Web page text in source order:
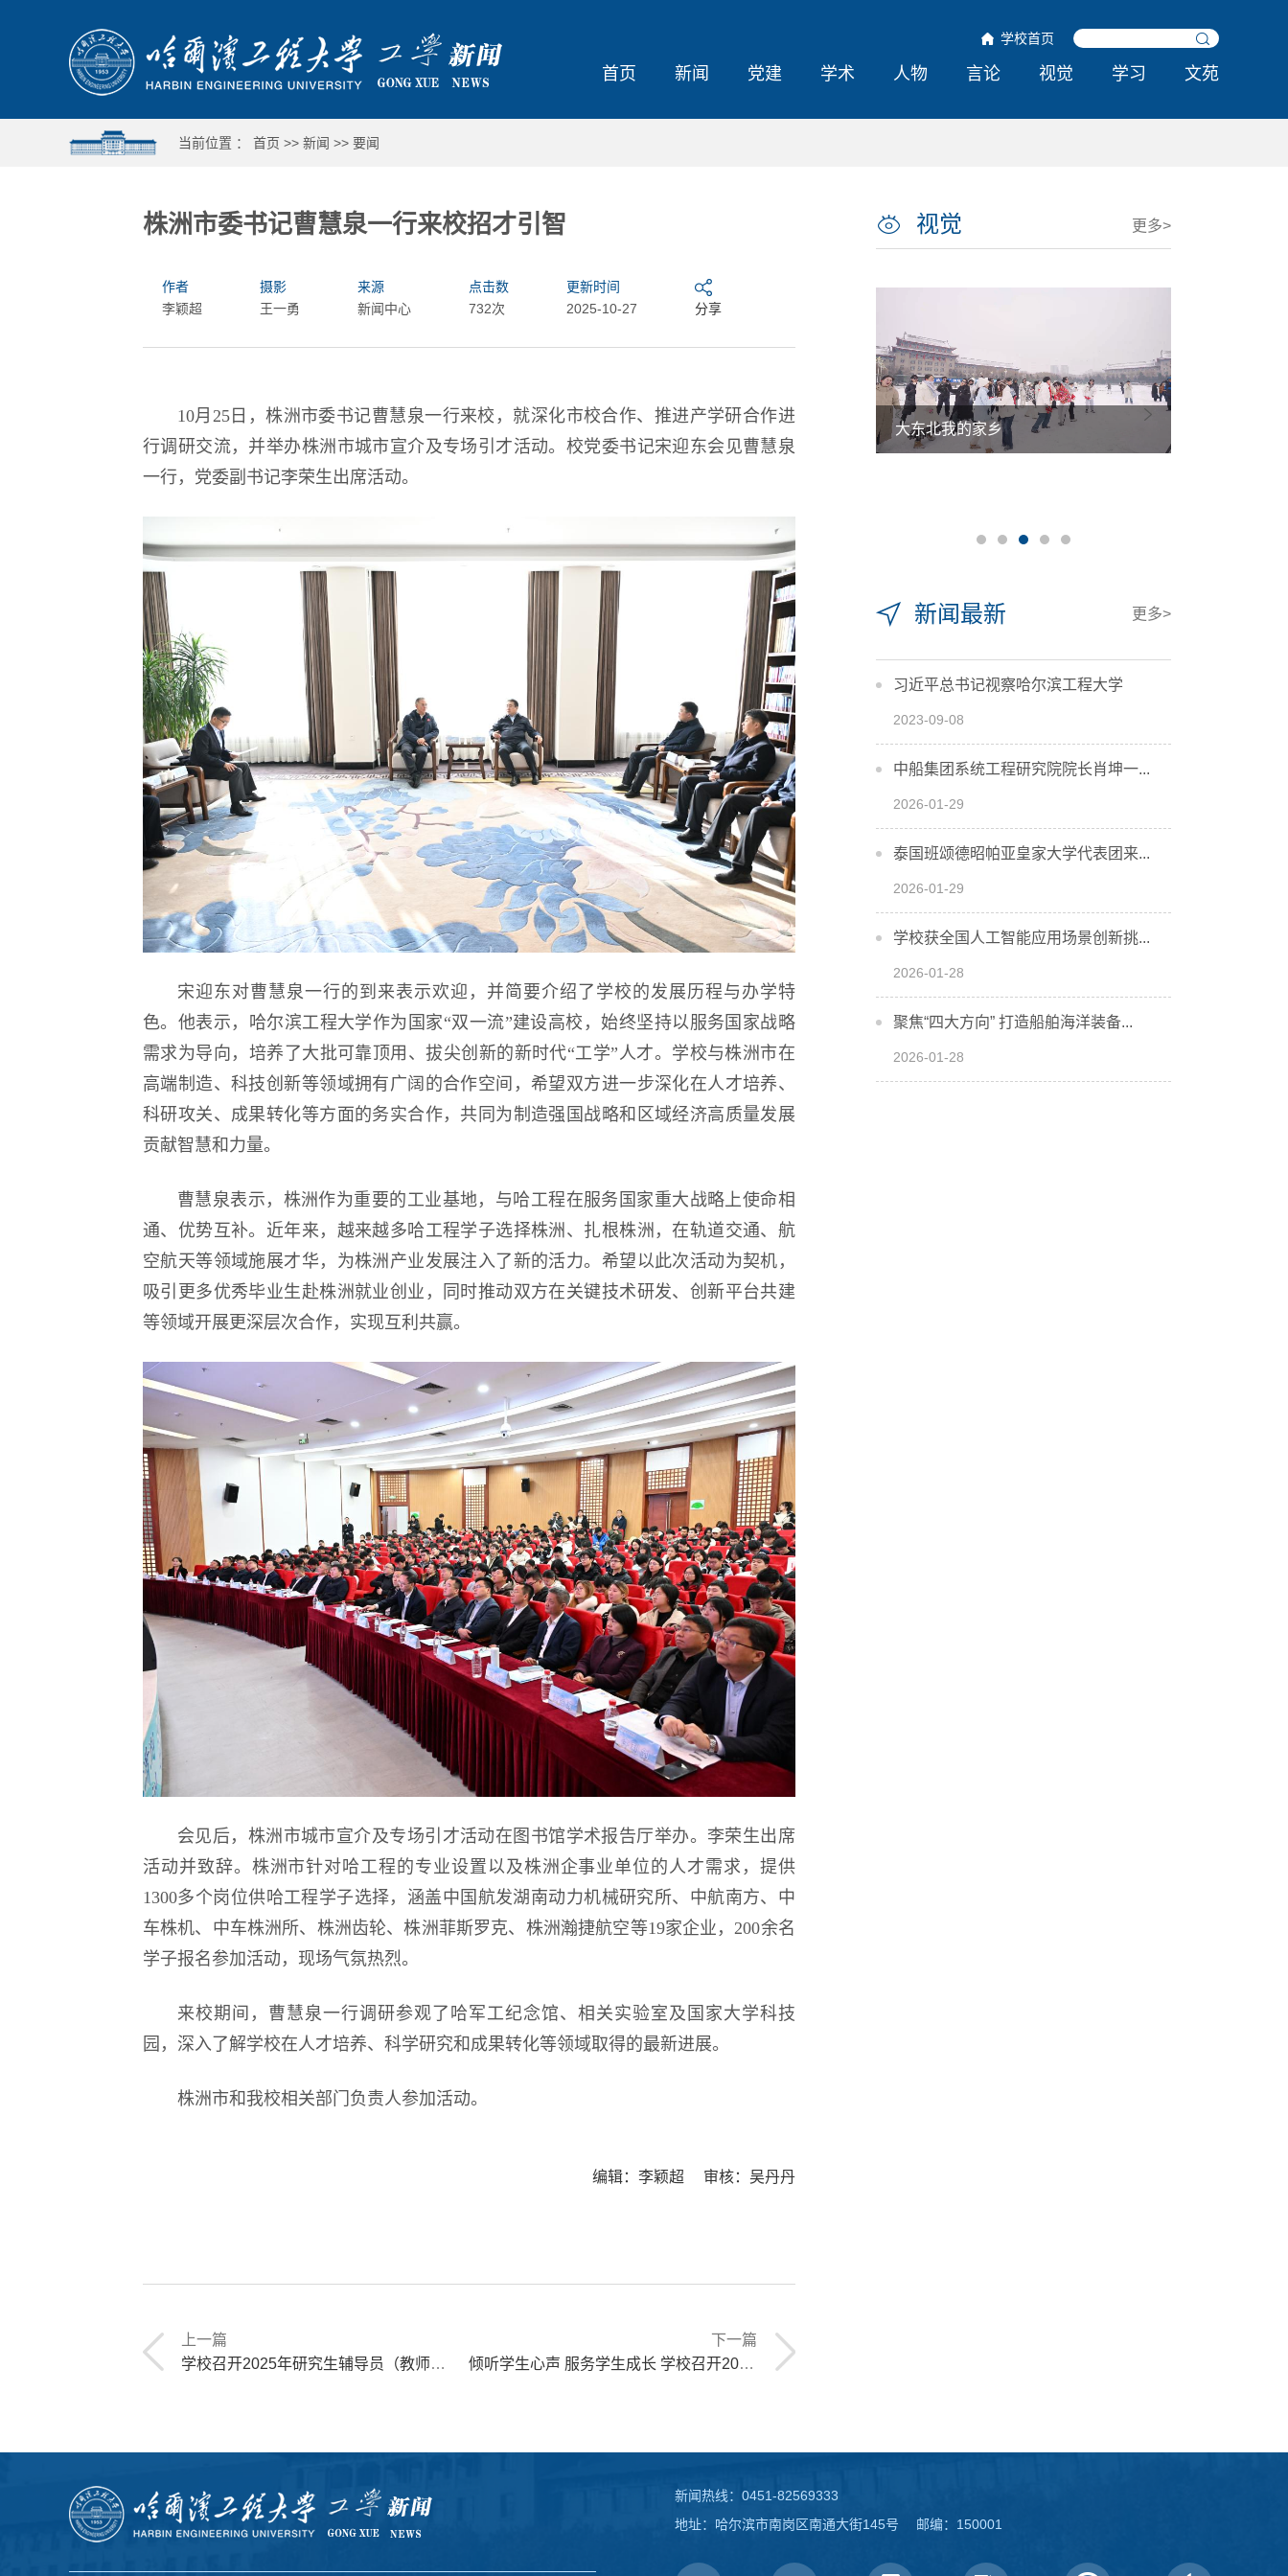
学校首页
首页 新闻 党建 学术 人物 言论 视觉 学习 文苑
当前位置 ： 首页 >> 新闻 >> 要闻
株洲市委书记曹慧泉一行来校招才引智
作者
李颖超
摄影
王一勇
来源
新闻中心
点击数
732次
更新时间
2025-10-27
分享
10月25日，株洲市委书记曹慧泉一行来校，就深化市校合作、推进产学研合作进
行调研交流，并举办株洲市城市宣介及专场引才活动。校党委书记宋迎东会见曹慧泉
一行，党委副书记李荣生出席活动。
宋迎东对曹慧泉一行的到来表示欢迎，并简要介绍了学校的发展历程与办学特
色。他表示，哈尔滨工程大学作为国家“双一流”建设高校，始终坚持以服务国家战略
需求为导向，培养了大批可靠顶用、拔尖创新的新时代“工学”人才。学校与株洲市在
高端制造、科技创新等领域拥有广阔的合作空间，希望双方进一步深化在人才培养、
科研攻关、成果转化等方面的务实合作，共同为制造强国战略和区域经济高质量发展
贡献智慧和力量。
曹慧泉表示，株洲作为重要的工业基地，与哈工程在服务国家重大战略上使命相
通、优势互补。近年来，越来越多哈工程学子选择株洲、扎根株洲，在轨道交通、航
空航天等领域施展才华，为株洲产业发展注入了新的活力。希望以此次活动为契机，
吸引更多优秀毕业生赴株洲就业创业，同时推动双方在关键技术研发、创新平台共建
等领域开展更深层次合作，实现互利共赢。
会见后，株洲市城市宣介及专场引才活动在图书馆学术报告厅举办。李荣生出席
活动并致辞。株洲市针对哈工程的专业设置以及株洲企事业单位的人才需求，提供
1300多个岗位供哈工程学子选择，涵盖中国航发湖南动力机械研究所、中航南方、中
车株机、中车株洲所、株洲齿轮、株洲菲斯罗克、株洲瀚捷航空等19家企业，200余名
学子报名参加活动，现场气氛热烈。
来校期间，曹慧泉一行调研参观了哈军工纪念馆、相关实验室及国家大学科技
园，深入了解学校在人才培养、科学研究和成果转化等领域取得的最新进展。
株洲市和我校相关部门负责人参加活动。
编辑：李颖超 审核：吴丹丹
上一篇
学校召开2025年研究生辅导员（教师）交流暨青年导师专项培训会
下一篇
倾听学生心声 服务学生成长 学校召开2025年秋季学期学生生活服务质量提升专题座谈会
视觉 更多>
哈工程举行第十六届合唱与重唱比赛
逐梦冰雪 燃动工程
第18届国际大学生雪雕大赛
大东北我的家乡
新闻最新 更多>
习近平总书记视察哈尔滨工程大学
2023-09-08
中船集团系统工程研究院院长肖坤一...
2026-01-29
泰国班颂德昭帕亚皇家大学代表团来...
2026-01-29
学校获全国人工智能应用场景创新挑...
2026-01-28
聚焦“四大方向” 打造船舶海洋装备...
2026-01-28
新闻热线：0451-82569333
地址：哈尔滨市南岗区南通大街145号 邮编：150001